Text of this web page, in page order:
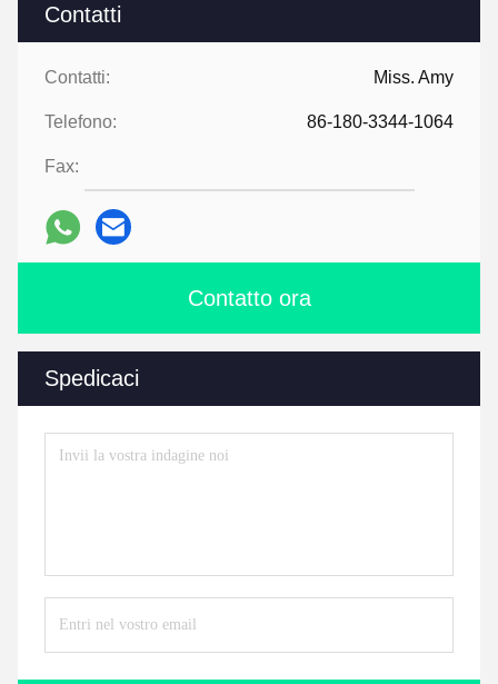
Contatti
Contatti: Miss. Amy
Telefono: 86-180-3344-1064
Fax:
Contatto ora
Spedicaci